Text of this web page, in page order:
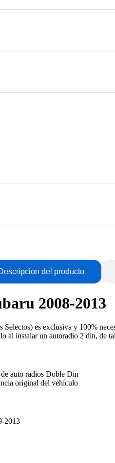
del producto
2008-2013
es exclusiva y 100%
al instalar un autoradio 2 din, de
auto radios Doble Din
original del vehículo
2013